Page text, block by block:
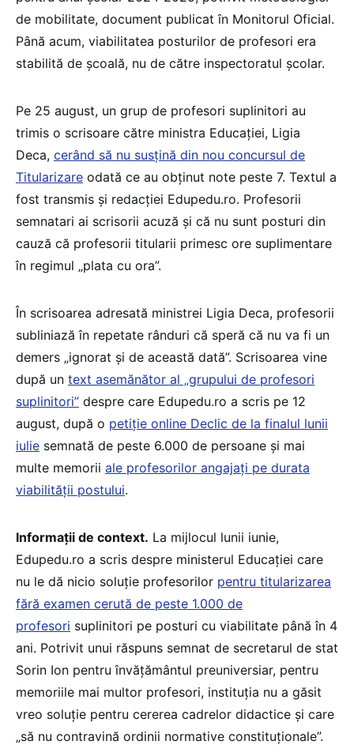
de mobilitate, document publicat în Monitorul Oficial.
Până acum, viabilitatea posturilor de profesori era
stabilită de școală, nu de către inspectoratul școlar.
Pe 25 august, un grup de profesori suplinitori au
trimis o scrisoare către ministra Educației, Ligia
Deca, cerând să nu susțină din nou concursul de
Titularizare odată ce au obținut note peste 7. Textul a
fost transmis și redacției Edupedu.ro. Profesorii
semnatari ai scrisorii acuză și că nu sunt posturi din
cauză că profesorii titularii primesc ore suplimentare
în regimul „plata cu ora”.
În scrisoarea adresată ministrei Ligia Deca, profesorii
subliniază în repetate rânduri că speră că nu va fi un
demers „ignorat și de această dată”. Scrisoarea vine
după un text asemănător al „grupului de profesori
suplinitori” despre care Edupedu.ro a scris pe 12
august, după o petiție online Declic de la finalul lunii
iulie semnată de peste 6.000 de persoane și mai
multe memorii ale profesorilor angajați pe durata
viabilității postului.
Informații de context. La mijlocul lunii iunie,
Edupedu.ro a scris despre ministerul Educației care
nu le dă nicio soluție profesorilor pentru titularizarea
fără examen cerută de peste 1.000 de
profesori suplinitori pe posturi cu viabilitate până în 4
ani. Potrivit unui răspuns semnat de secretarul de stat
Sorin Ion pentru învățământul preuniversiar, pentru
memoriile mai multor profesori, instituția nu a găsit
vreo soluție pentru cererea cadrelor didactice și care
„să nu contravină ordinii normative constituționale”.